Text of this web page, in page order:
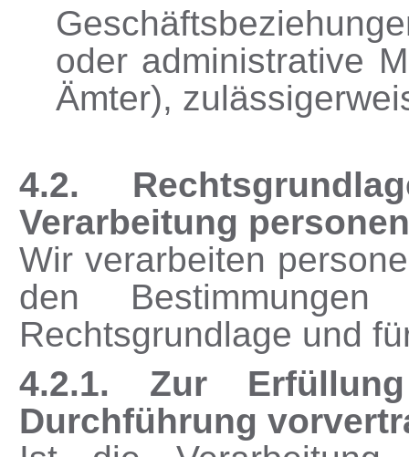
oder administrative
Ämter),
4.2.
Verarbeitung
Wir verarbeiten
den
Rechtsgrundlage und
4.2.1. Zur
Durchführung